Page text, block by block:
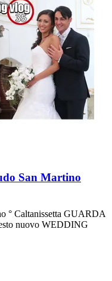
San Martino
° Caltanissetta GUARDA
nuovo WEDDING